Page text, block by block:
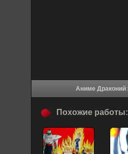
Похожие работы: